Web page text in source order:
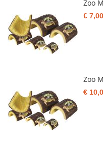
Zoo
€ 7,00
Zoo
€